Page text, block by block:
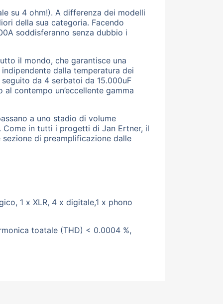
su 4 ohm!). A differenza dei modelli
della sua categoria. Facendo
soddisferanno senza dubbio i
il mondo, che garantisce una
dalla temperatura dei
da 4 serbatoi da 15.000uF
contempo un’eccellente gamma
a uno stadio di volume
Come in tutti i progetti di Jan Ertner, il
sezione di preamplificazione dalle
1 x XLR, 4 x digitale,1 x phono
toatale (THD) < 0.0004 %,